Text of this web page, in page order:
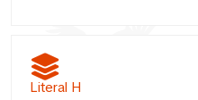
Literal H